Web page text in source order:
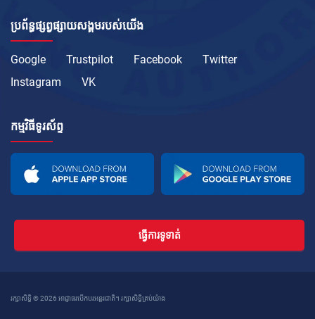
ប្រព័ន្ធផ្សព្វផ្សាយសង្គមរបស់យើង
Google Trustpilot Facebook
Twitter
Instagram
VK
កម្មវិធីទូរស័ព្ទ
ធ្វើការទូទាត់
រក្សាសិទ្ធិ © 2026 អាជ្ញាធរបើកបរអន្តរជាតិ។ រក្សាសិទ្ធិគ្រប់យ៉ាង